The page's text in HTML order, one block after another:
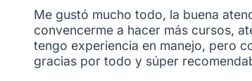
Me gustó mucho todo, la buena
convencerme a hacer más cursos,
tengo experiencia en manejo, pero
gracias por todo y súper